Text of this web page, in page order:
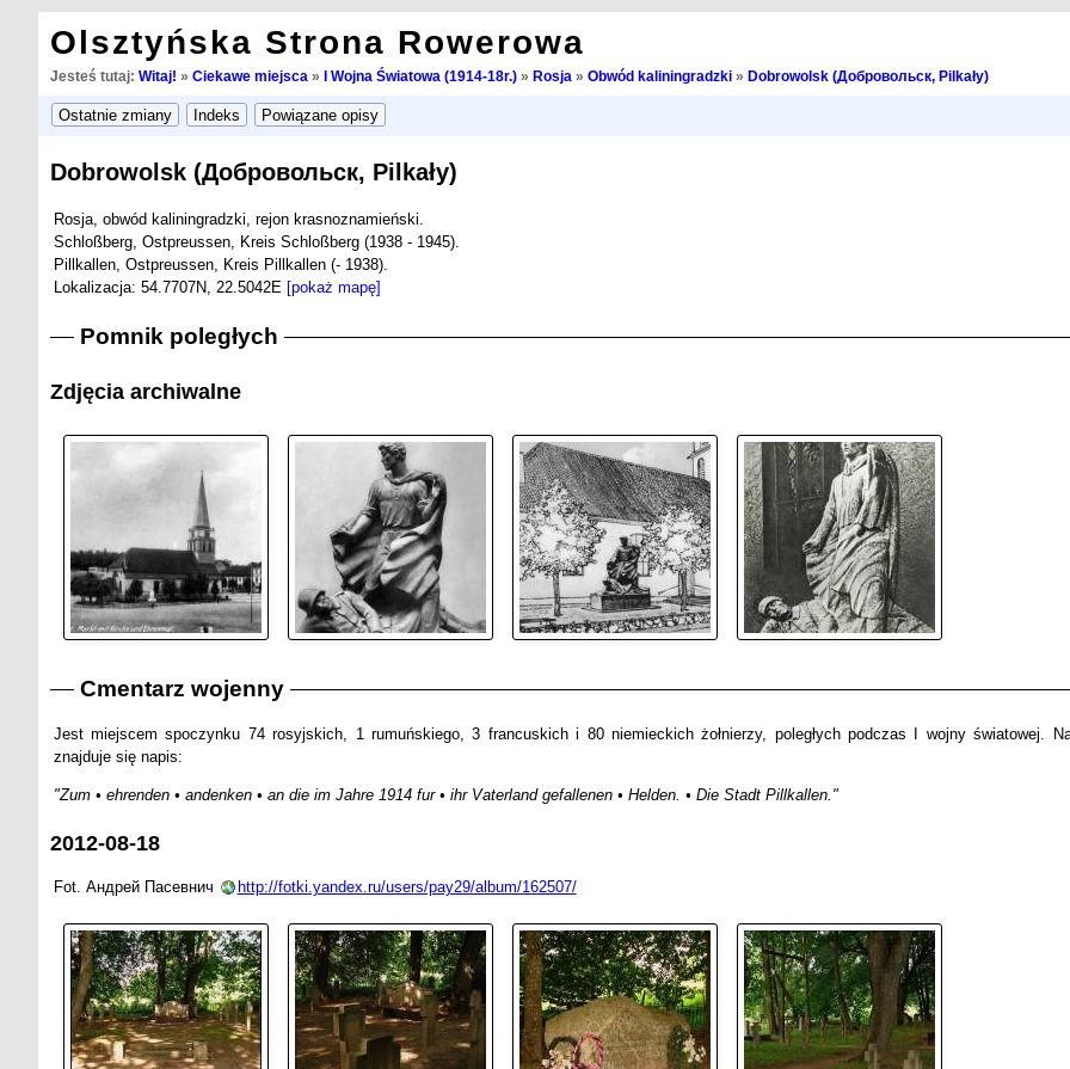
Olsztyńska Strona Rowerowa
Jesteś tutaj: Witaj! » Ciekawe miejsca » I Wojna Światowa (1914-18r.)» Rosja » Obwód kaliningradzki» Dobrowolsk (Добровольск, Pilkały)
Dobrowolsk (Добровольск, Pilkały)
Rosja, obwód kaliningradzki, rejon krasnoznamieński.
Schloßberg, Ostpreussen, Kreis Schloßberg (1938 - 1945).
Pillkallen, Ostpreussen, Kreis Pillkallen (- 1938).
Lokalizacja: 54.7707N, 22.5042E [pokaż mapę]
Pomnik poległych
Zdjęcia archiwalne
Cmentarz wojenny
Jest miejscem spoczynku 74 rosyjskich, 1 rumuńskiego, 3 francuskich i 80 niemieckich żołnierzy, poległych podczas I wojny światowej.
znajduje się napis:
"Zum • ehrenden • andenken • an die im Jahre 1914 fur • ihr Vaterland gefallenen • Helden. • Die Stadt Pillkallen."
2012-08-18
Fot. Андрей Пасевнич http://fotki.yandex.ru/users/pay29/album/162507/